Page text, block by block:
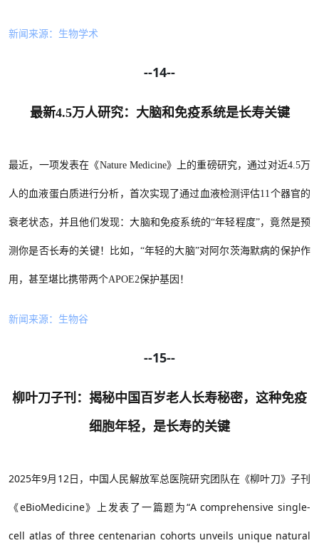
新闻来源：生物学术
--14--
最新4.5万人研究：大脑和免疫系统是长寿关键
最近，一项发表在《Nature Medicine》上的重磅研究，通过对近4.5万
人的血液蛋白质进行分析，首次实现了通过血液检测评估11个器官的
衰老状态，并且他们发现：大脑和免疫系统的“年轻程度”，竟然是预
测你是否长寿的关键！比如，“年轻的大脑”对阿尔茨海默病的保护作
用，甚至堪比携带两个APOE2保护基因！
新闻来源：生物谷
--15--
柳叶刀子刊：揭秘中国百岁老人长寿秘密，这种免疫
细胞年轻，是长寿的关键
2025年9月12日，中国人民解放军总医院研究团队在《柳叶刀》子刊
《eBioMedicine》上发表了一篇题为“A comprehensive single-
cell atlas of three centenarian cohorts unveils unique natural